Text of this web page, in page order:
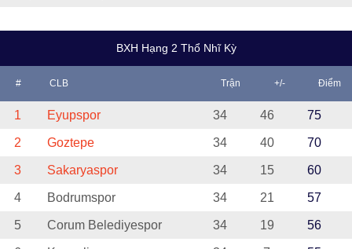
BXH Hạng 2 Thổ Nhĩ Kỳ
# CLB Trận +/- Điểm
1 Eyupspor 34 46 75
2 Goztepe 34 40 70
3 Sakaryaspor 34 15 60
4 Bodrumspor 34 21 57
5 Corum Belediyespor 34 19 56